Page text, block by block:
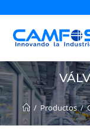
/ Productos /